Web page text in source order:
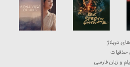
دوبلاژ
حذفیات
و زبان فارسی